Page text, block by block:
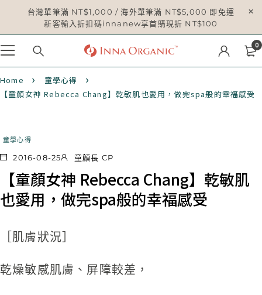
台灣單筆滿 NT$1,000 / 海外單筆滿 NT$5,000 即免運
新客輸入折扣碼innanew享首購現折 NT$100
0
Home
童學心得
【童顏女神 Rebecca Chang】乾敏肌也愛用，做完spa般的幸福感受
童學心得
2016-08-25 童顏長 CP
【童顏女神 Rebecca Chang】乾敏肌
也愛用，做完spa般的幸福感受
［肌膚狀況］
乾燥敏感肌膚、屏障較差，